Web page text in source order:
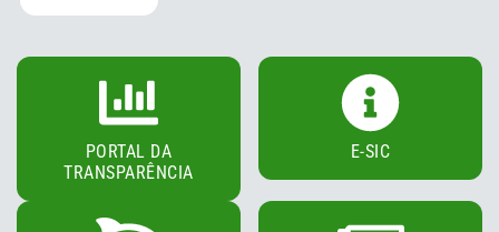
PORTAL DA
TRANSPARÊNCIA
E-SIC